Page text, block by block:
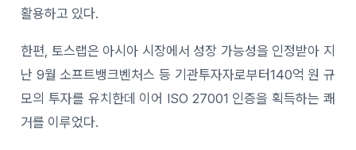
활용하고 있다.
한편, 토스랩은 아시아 시장에서 성장 가능성을 인정받아 지
난 9월 소프트뱅크벤처스 등 기관투자자로부터140억 원 규
모의 투자를 유치한데 이어 ISO 27001 인증을 획득하는 쾌
거를 이루었다.